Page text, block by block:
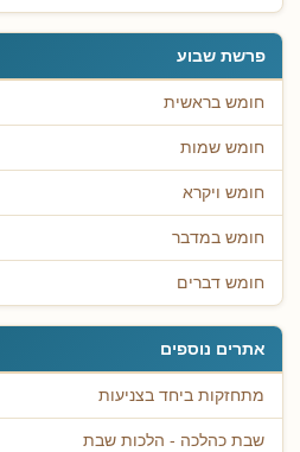
פרשת שבוע
חומש בראשית
חומש שמות
חומש ויקרא
חומש במדבר
חומש דברים
אתרים נוספים
מתחזקות ביחד בצניעות
שבת כהלכה - הלכות שבת